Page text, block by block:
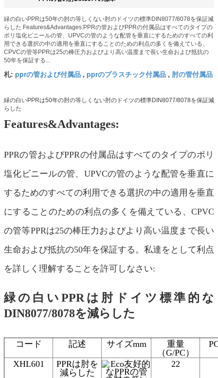
緑の白いPPRは50年の肘の等しくない肘のドイツの標準DIN8077/8078を保証減
らした Features&Advantages:PPRの管およびPPRの付属品はすべてのタイプの
ポリ塩化ビニールの管、UPVCの管のような配管を垂直にするためのすべての利
用できる選択の中の適用を垂直にすることのための利点の多くを備えている、
CPVCの管等PPRは25の棒圧力およびより高い温度まで長い生命および抵抗の
50年を保証する...
札: pprの管および付属品 , pprのプラスチック付属品 , 肘の管付属品
緑の白いPPRは50年の肘の等しくない肘のドイツの標準DIN8077/8078を保証減
らした
Features&Advantages:
PPRの管およびPPRの付属品はすべてのタイプのポリ
塩化ビニールの管、UPVCの管のような配管を垂直に
するためのすべての利用できる選択の中の適用を垂直
にすることのための利点の多くを備えている、CPVC
の管等PPRは25の棒圧力およびより高い温度まで長い
生命および抵抗の50年を保証する。私達をとして利点
を詳しく理解することを許可しなさい:
緑の白いPPRは肘ドイツ標準的な
DIN8077/8078を減らした
コード 記述 サイズmm
重量
（G/PC）
XHL601
PPRは肘を
減らした
22